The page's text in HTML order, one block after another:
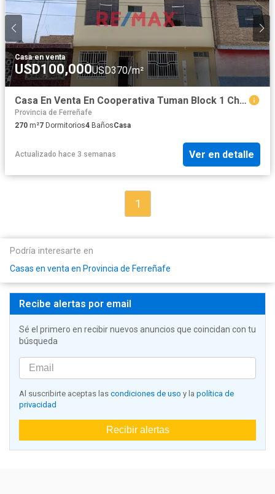
Casa·en venta
USD100,000USD370/m²
Casa En Venta En Cooperativa Tuman Block 1 Chiclayo - Lambayeque
Provincia de Ferreñafe
270 m²7 Dormitorios4 BañosCasa
Actualizado hace 3 semanas Ver en detalle
1
Podría interesarte en
Casas en venta en Provincia de Ferreñafe
Recibe alertas por email
Sé el primero en recibir nuevos anuncios que coincidan con tu
búsqueda
Al suscribirte aceptas las condiciones de uso y la política de
privacidad
Recibir alertas